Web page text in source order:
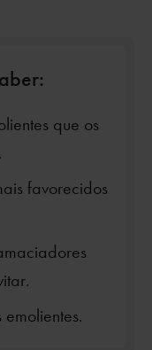
que os
favorecidos